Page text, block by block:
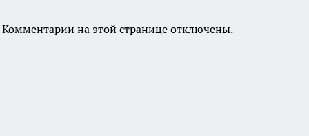
Комментарии на этой странице отключены.